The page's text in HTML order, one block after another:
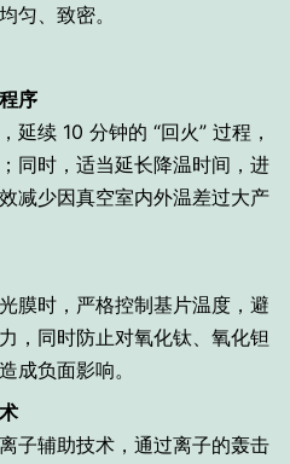
匀、致密。
序
延续 10 分钟的 “回火” 过程，
同时，适当延长降温时间，进
减少因真空室内外温差过大产
膜时，严格控制基片温度，避
，同时防止对氧化钛、氧化钽
成负面影响。
子辅助技术，通过离子的轰击